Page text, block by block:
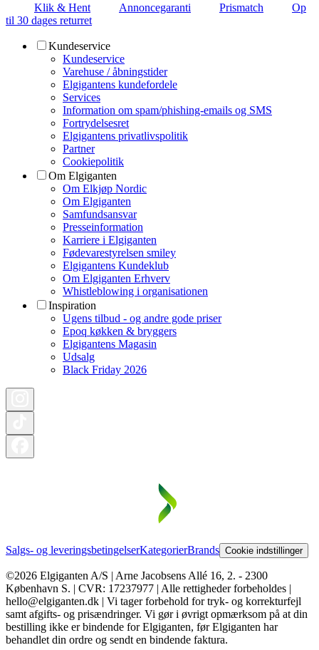
Klik & Hent Annoncegaranti Prismatch
Op
til 30 dages returret
Kundeservice
Kundeservice
Varehuse / åbningstider
Elgigantens kundefordele
Services
Information om spam/phishing-emails og SMS
Fortrydelsesret
Elgigantens privatlivspolitik
Partner
Cookiepolitik
Om Elgiganten
Om Elkjøp Nordic
Om Elgiganten
Samfundsansvar
Presseinformation
Karriere i Elgiganten
Fødevarestyrelsen smiley
Elgigantens Kundeklub
Om Elgiganten Erhverv
Whistleblowing i organisationen
Inspiration
Ugens tilbud - og andre gode priser
Epoq køkken & bryggers
Elgigantens Magasin
Udsalg
Black Friday 2026
Salgs- og leveringsbetingelserKategorierBrands Cookie indstillinger
©2026 Elgiganten A/S | Arne Jacobsens Allé 16, 2. - 2300
København S. | CVR: 17237977 | Alle rettigheder forbeholdes |
hello@elgiganten.dk | Vi tager forbehold for tryk- og korrekturfejl
samt afgifts- og prisændringer. Vi gør i øvrigt opmærksom på at din
bestilling ikke er bindende for Elgiganten, før Elgiganten har
behandlet din ordre og sendt en bindende faktura.